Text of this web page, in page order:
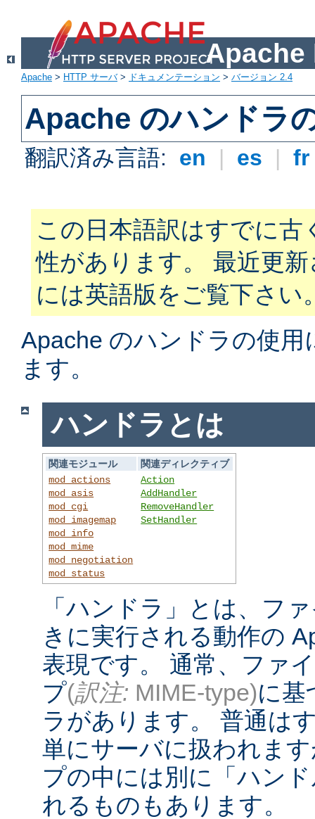
Apache
Apache > HTTP サーバ> ドキュメンテーション > バージョン 2.4
Apache のハンドラ
翻訳済み言語: en | es |
この日本語訳はすでに古
性があります。 最近更
には英語版をご覧下さい
Apache のハンドラの使
ます。
ハンドラとは
関連モジュール
関連ディレクティブ
mod_actions
mod_asis
mod_cgi
mod_imagemap
mod_info
mod_mime
mod_negotiation
mod_status
Action
AddHandler
RemoveHandler
SetHandler
「ハンドラ」とは、フ
きに実行される動作の
表現です。 通常、ファ
プ(訳注: MIME-type)に基
ラがあります。 普通は
単にサーバに扱われま
プの中には別に「ハン
れるものもあります。